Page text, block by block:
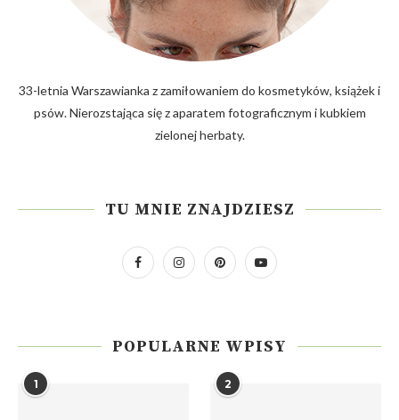
33-letnia Warszawianka z zamiłowaniem do kosmetyków, książek i
psów. Nierozstająca się z aparatem fotograficznym i kubkiem
zielonej herbaty.
TU MNIE ZNAJDZIESZ
POPULARNE WPISY
1 2